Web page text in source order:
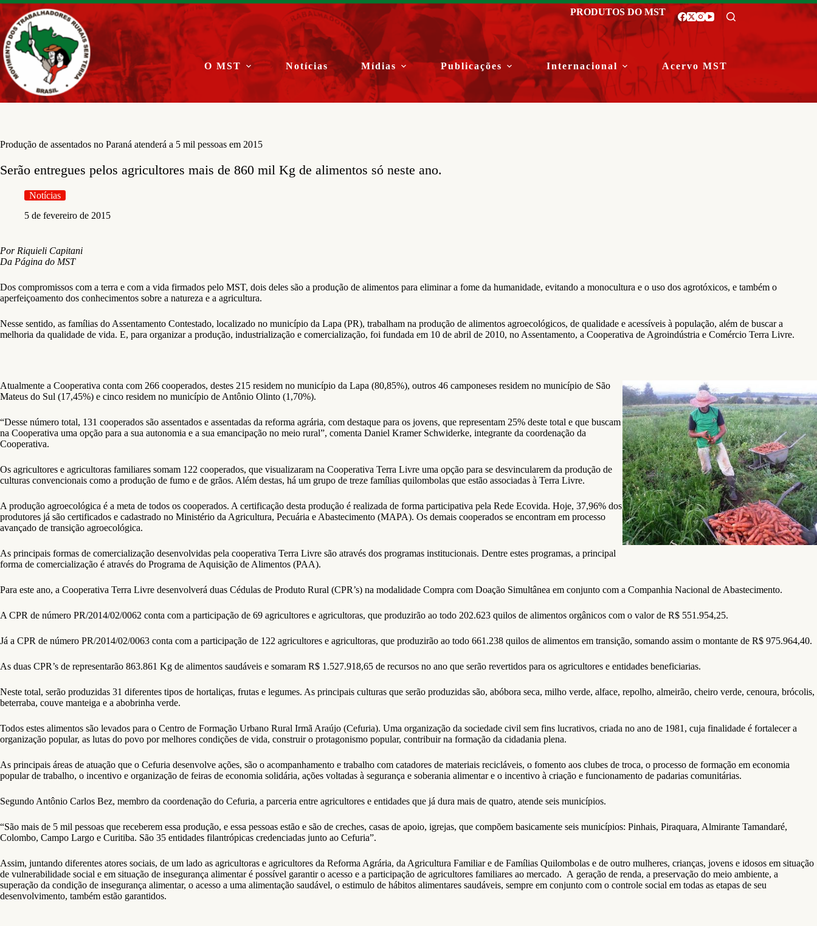
Pular
para
o
conteúdo
PRODUTOS DO MST
O MST Notícias Mídias Publicações Internacional Acervo MST
Produção de assentados no Paraná atenderá a 5 mil pessoas em 2015
Serão entregues pelos agricultores mais de 860 mil Kg de alimentos só neste ano.
Notícias
5 de fevereiro de 2015
Por Riquieli Capitani
Da Página do MST
Dos compromissos com a terra e com a vida firmados pelo MST, dois deles são a produção de alimentos para eliminar a fome da humanidade, evitando a monocultura e o uso dos agrotóxicos, e também o
aperfeiçoamento dos conhecimentos sobre a natureza e a agricultura.
Nesse sentido, as famílias do Assentamento Contestado, localizado no município da Lapa (PR), trabalham na produção de alimentos agroecológicos, de qualidade e acessíveis à população, além de buscar a
melhoria da qualidade de vida. E, para organizar a produção, industrialização e comercialização, foi fundada em 10 de abril de 2010, no Assentamento, a Cooperativa de Agroindústria e Comércio Terra Livre.
Atualmente a Cooperativa conta com 266 cooperados, destes 215 residem no município da Lapa (80,85%), outros 46 camponeses residem no município de São
Mateus do Sul (17,45%) e cinco residem no município de Antônio Olinto (1,70%).
“Desse número total, 131 cooperados são assentados e assentadas da reforma agrária, com destaque para os jovens, que representam 25% deste total e que buscam
na Cooperativa uma opção para a sua autonomia e a sua emancipação no meio rural”, comenta Daniel Kramer Schwiderke, integrante da coordenação da
Cooperativa.
Os agricultores e agricultoras familiares somam 122 cooperados, que visualizaram na Cooperativa Terra Livre uma opção para se desvincularem da produção de
culturas convencionais como a produção de fumo e de grãos. Além destas, há um grupo de treze famílias quilombolas que estão associadas à Terra Livre.
A produção agroecológica é a meta de todos os cooperados. A certificação desta produção é realizada de forma participativa pela Rede Ecovida. Hoje, 37,96% dos
produtores já são certificados e cadastrado no Ministério da Agricultura, Pecuária e Abastecimento (MAPA). Os demais cooperados se encontram em processo
avançado de transição agroecológica.
As principais formas de comercialização desenvolvidas pela cooperativa Terra Livre são através dos programas institucionais. Dentre estes programas, a principal
forma de comercialização é através do Programa de Aquisição de Alimentos (PAA).
Para este ano, a Cooperativa Terra Livre desenvolverá duas Cédulas de Produto Rural (CPR’s) na modalidade Compra com Doação Simultânea em conjunto com a Companhia Nacional de Abastecimento.
A CPR de número PR/2014/02/0062 conta com a participação de 69 agricultores e agricultoras, que produzirão ao todo 202.623 quilos de alimentos orgânicos com o valor de R$ 551.954,25.
Já a CPR de número PR/2014/02/0063 conta com a participação de 122 agricultores e agricultoras, que produzirão ao todo 661.238 quilos de alimentos em transição, somando assim o montante de R$ 975.964,40.
As duas CPR’s de representarão 863.861 Kg de alimentos saudáveis e somaram R$ 1.527.918,65 de recursos no ano que serão revertidos para os agricultores e entidades beneficiarias.
Neste total, serão produzidas 31 diferentes tipos de hortaliças, frutas e legumes. As principais culturas que serão produzidas são, abóbora seca, milho verde, alface, repolho, almeirão, cheiro verde, cenoura, brócolis,
beterraba, couve manteiga e a abobrinha verde.
Todos estes alimentos são levados para o Centro de Formação Urbano Rural Irmã Araújo (Cefuria). Uma organização da sociedade civil sem fins lucrativos, criada no ano de 1981, cuja finalidade é fortalecer a
organização popular, as lutas do povo por melhores condições de vida, construir o protagonismo popular, contribuir na formação da cidadania plena.
As principais áreas de atuação que o Cefuria desenvolve ações, são o acompanhamento e trabalho com catadores de materiais recicláveis, o fomento aos clubes de troca, o processo de formação em economia
popular de trabalho, o incentivo e organização de feiras de economia solidária, ações voltadas à segurança e soberania alimentar e o incentivo à criação e funcionamento de padarias comunitárias.
Segundo Antônio Carlos Bez, membro da coordenação do Cefuria, a parceria entre agricultores e entidades que já dura mais de quatro, atende seis municípios.
“São mais de 5 mil pessoas que receberem essa produção, e essa pessoas estão e são de creches, casas de apoio, igrejas, que compõem basicamente seis municípios: Pinhais, Piraquara, Almirante Tamandaré,
Colombo, Campo Largo e Curitiba. São 35 entidades filantrópicas credenciadas junto ao Cefuria”.
Assim, juntando diferentes atores sociais, de um lado as agricultoras e agricultores da Reforma Agrária, da Agricultura Familiar e de Famílias Quilombolas e de outro mulheres, crianças, jovens e idosos em situação
de vulnerabilidade social e em situação de insegurança alimentar é possível garantir o acesso e a participação de agricultores familiares ao mercado. A geração de renda, a preservação do meio ambiente, a
superação da condição de insegurança alimentar, o acesso a uma alimentação saudável, o estimulo de hábitos alimentares saudáveis, sempre em conjunto com o controle social em todas as etapas de seu
desenvolvimento, também estão garantidos.